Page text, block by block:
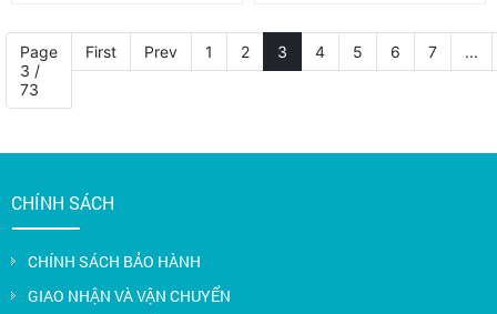
Page
3 /
73
First Prev 1 2 3 4 5 6 7 ...
CHÍNH SÁCH
CHÍNH SÁCH BẢO HÀNH
GIAO NHẬN VÀ VẬN CHUYỂN